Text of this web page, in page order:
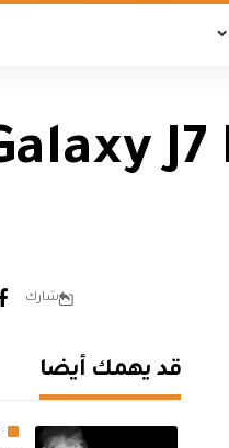
شارك
قد يهمك أيضا